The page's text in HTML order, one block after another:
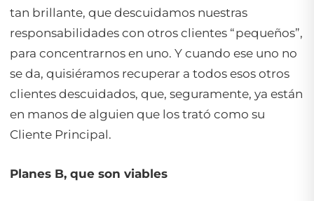
tan brillante, que descuidamos nuestras
responsabilidades con otros clientes “pequeños”,
para concentrarnos en uno. Y cuando ese uno no
se da, quisiéramos recuperar a todos esos otros
clientes descuidados, que, seguramente, ya están
en manos de alguien que los trató como su
Cliente Principal.
Planes B, que son viables